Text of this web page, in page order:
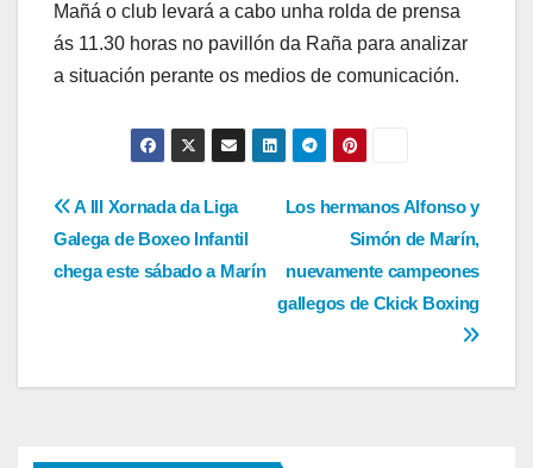
Mañá o club levará a cabo unha rolda de prensa
ás 11.30 horas no pavillón da Raña para analizar
a situación perante os medios de comunicación.
Navegación
de
Los hermanos Alfonso y
Simón de Marín,
nuevamente campeones
gallegos de Ckick Boxing
A III Xornada da Liga
Galega de Boxeo Infantil
chega este sábado a Marín